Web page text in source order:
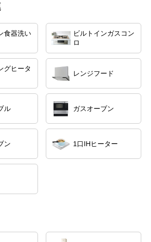
食器洗い
ビルトインガスコン
ロ
グヒータ
レンジフード
ル ガスオーブン
ン 1口IHヒーター